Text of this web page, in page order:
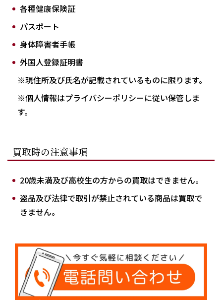
各種健康保険証
パスポート
身体障害者手帳
外国人登録証明書
※現住所及び氏名が記載されているものに限ります。
※個人情報はプライバシーポリシーに従い保管しま
す。
買取時の注意事項
20歳未満及び高校生の方からの買取はできません。
盗品及び法律で取引が禁止されている商品は買取で
きません。